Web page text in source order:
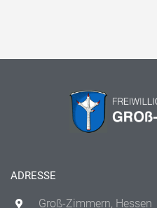
ADRESSE
Groß-Zimmern, Hessen